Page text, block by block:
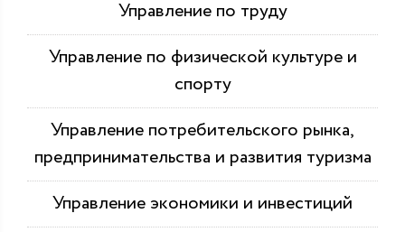
Управление по труду
Управление по физической культуре и
спорту
Управление потребительского рынка,
предпринимательства и развития туризма
Управление экономики и инвестиций